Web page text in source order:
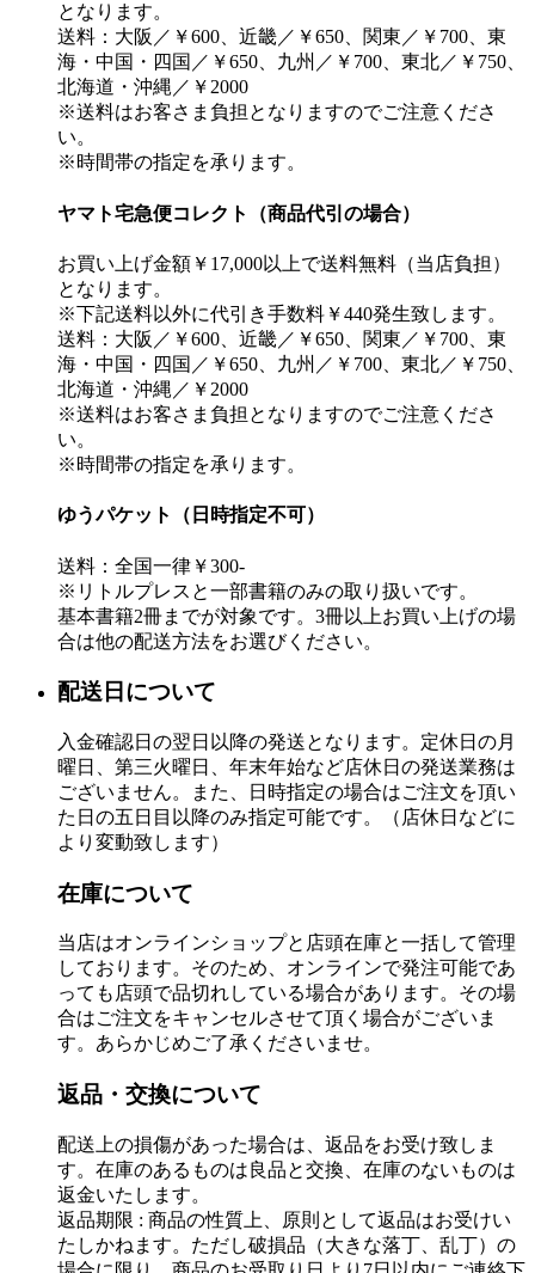
となります。
送料：大阪／￥600、近畿／￥650、関東／￥700、東
海・中国・四国／￥650、九州／￥700、東北／￥750、
北海道・沖縄／￥2000
※送料はお客さま負担となりますのでご注意くださ
い。
※時間帯の指定を承ります。
ヤマト宅急便コレクト（商品代引の場合）
お買い上げ金額￥17,000以上で送料無料（当店負担）
となります。
※下記送料以外に代引き手数料￥440発生致します。
送料：大阪／￥600、近畿／￥650、関東／￥700、東
海・中国・四国／￥650、九州／￥700、東北／￥750、
北海道・沖縄／￥2000
※送料はお客さま負担となりますのでご注意くださ
い。
※時間帯の指定を承ります。
ゆうパケット（日時指定不可）
送料：全国一律￥300-
※リトルプレスと一部書籍のみの取り扱いです。
基本書籍2冊までが対象です。3冊以上お買い上げの場
合は他の配送方法をお選びください。
配送日について
入金確認日の翌日以降の発送となります。定休日の月
曜日、第三火曜日、年末年始など店休日の発送業務は
ございません。また、日時指定の場合はご注文を頂い
た日の五日目以降のみ指定可能です。（店休日などに
より変動致します）
在庫について
当店はオンラインショップと店頭在庫と一括して管理
しております。そのため、オンラインで発注可能であ
っても店頭で品切れしている場合があります。その場
合はご注文をキャンセルさせて頂く場合がございま
す。あらかじめご了承くださいませ。
返品・交換について
配送上の損傷があった場合は、返品をお受け致しま
す。在庫のあるものは良品と交換、在庫のないものは
返金いたします。
返品期限 : 商品の性質上、原則として返品はお受けい
たしかねます。ただし破損品（大きな落丁、乱丁）の